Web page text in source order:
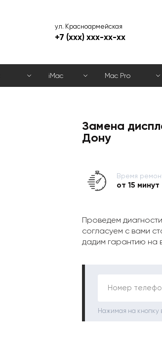
ул. Красноармейская
+7 (xxx) xxx-xx-xx
iMac Mac Pro
Замена
Дону
Время
от 15 минут
Проведем
согласуем с вами
дадим гарантию на
Номер
Нажимая на кнопку